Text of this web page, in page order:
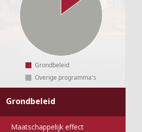
Grondbeleid
Overige programma's
Grondbeleid
Maatschappelijk effect